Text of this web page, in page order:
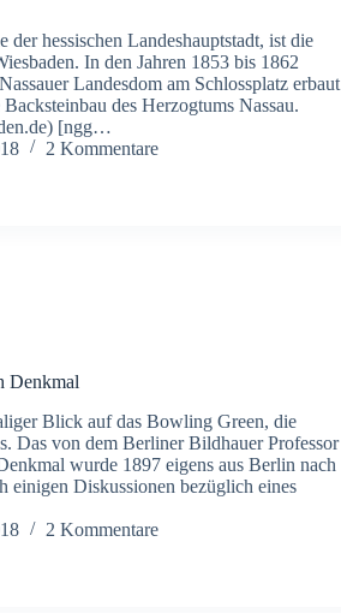
hessischen Landeshauptstadt, ist die
In den Jahren 1853 bis 1862
Landesdom am Schlossplatz erbaut
des Herzogtums Nassau.
[ngg…
2 Kommentare
Denkmal
Blick auf das Bowling Green, die
Das von dem Berliner Bild­hauer Professor
wurde 1897 eigens aus Berlin nach
einigen Diskussionen bezüglich eines
2 Kommentare